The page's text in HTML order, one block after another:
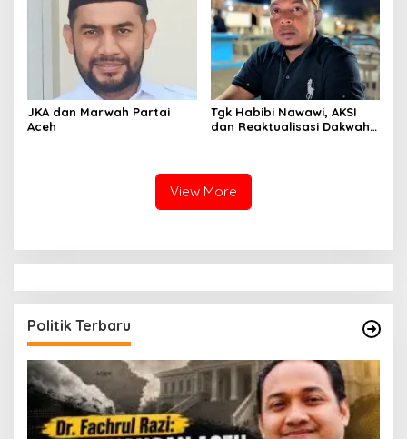
JKA dan Marwah Partai
Aceh
Tgk Habibi Nawawi, AKSI
dan Reaktualisasi Dakwah
View More
Politik Terbaru